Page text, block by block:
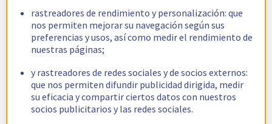
rastreadores de rendimiento y personalización: que
nos permiten mejorar su navegación según sus
preferencias y usos, así como medir el rendimiento de
nuestras páginas;
y rastreadores de redes sociales y de socios externos:
que nos permiten difundir publicidad dirigida, medir
su eficacia y compartir ciertos datos con nuestros
socios publicitarios y las redes sociales.